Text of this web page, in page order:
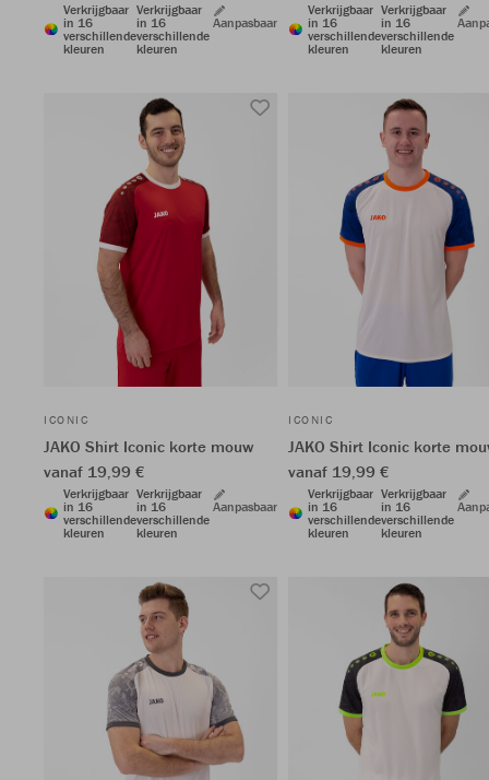
Verkrijgbaar
in 16
verschillende
kleuren
Verkrijgbaar
in 16
verschillende
kleuren
Aanpasbaar
Verkrijgbaar
in 16
verschillende
kleuren
Verkrijgbaar
in 16
verschillende
kleuren
ICONIC
JAKO Shirt Iconic korte mouw
vanaf 19,99 €
Verkrijgbaar
in 16
verschillende
kleuren
Verkrijgbaar
in 16
verschillende
kleuren
Aanpasbaar
ICONIC
JAKO Shirt Iconic korte
vanaf 19,99 €
Verkrijgbaar
in 16
verschillende
kleuren
Verkrijgbaar
in 16
verschillende
kleuren